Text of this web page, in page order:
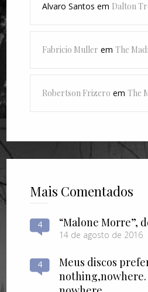
Alvaro Santos em Dalton
Fabricio Muller emThe
Robertson Frizero emThe
Mais Comentados
4 “Malone Morre”,
14 de agosto de 2016
4
Meus discos